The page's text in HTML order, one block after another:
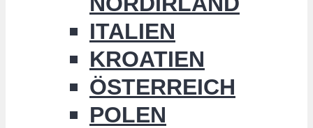
ITALIEN
KROATIEN
ÖSTERREICH
POLEN